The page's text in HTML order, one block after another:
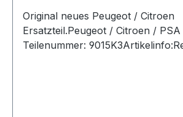
Original neues Peugeot / Citroen
Ersatzteil.Peugeot / Citroen / PSA
Teilenummer: